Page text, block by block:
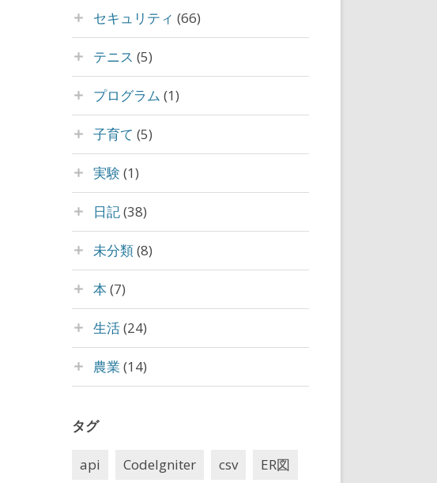
セキュリティ (66)
テニス (5)
プログラム (1)
子育て (5)
実験 (1)
日記(38)
未分類(8)
本 (7)
生活(24)
農業 (14)
タグ
api CodeIgniter csv ER図